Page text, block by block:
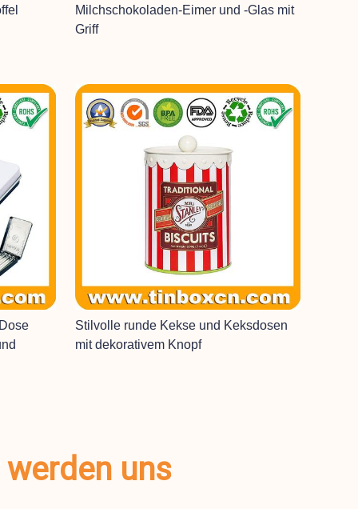
Milchschokoladen-Eimer und -Glas mit
Griff
Stilvolle runde Kekse und Keksdosen
mit dekorativem Knopf
uns